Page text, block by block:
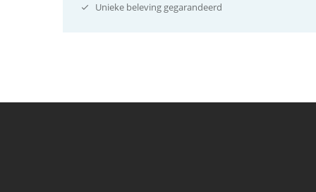
Unieke beleving gegarandeerd